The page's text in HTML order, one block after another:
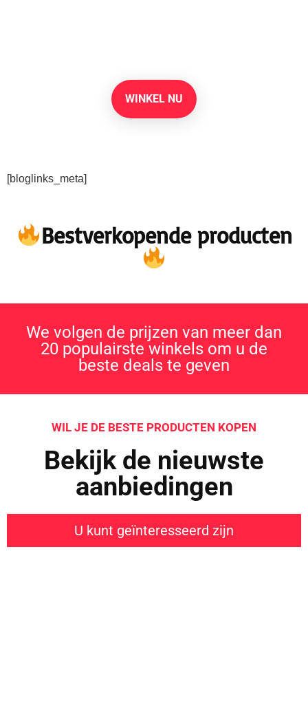
WINKEL NU
[bloglinks_meta]
Bestverkopende producten
We volgen de prijzen van meer dan
20 populairste winkels om u de
beste deals te geven
WIL JE DE BESTE PRODUCTEN KOPEN
Bekijk de nieuwste
aanbiedingen
U kunt geïnteresseerd zijn